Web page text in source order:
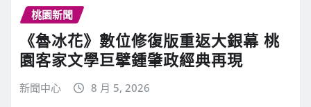
桃園新聞
《魯冰花》數位修復版重返大銀幕 桃
園客家文學巨擘鍾肇政經典再現
新聞中心 8 月 5, 2026